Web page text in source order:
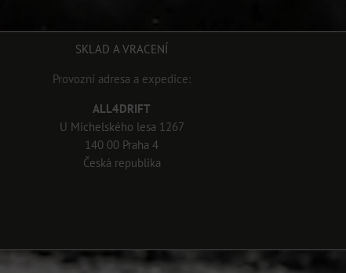
SKLAD A VRACENÍ
Provozní adresa a expedice:
ALL4DRIFT
U Michelského lesa 1267
140 00 Praha 4
Česká republika